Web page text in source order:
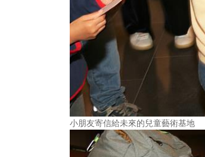
小朋友寄信給未來的兒童藝術基地